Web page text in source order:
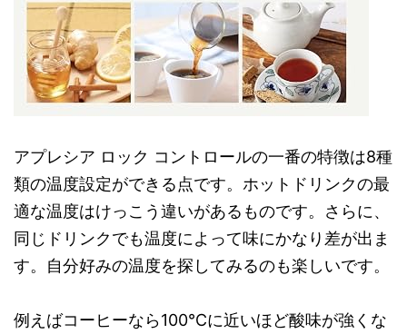
アプレシア ロック コントロールの一番の特徴は8種
類の温度設定ができる点です。ホットドリンクの最
適な温度はけっこう違いがあるものです。さらに、
同じドリンクでも温度によって味にかなり差が出ま
す。自分好みの温度を探してみるのも楽しいです。
例えばコーヒーなら100℃に近いほど酸味が強くな